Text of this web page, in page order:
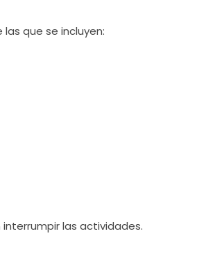
que se incluyen:
las actividades.